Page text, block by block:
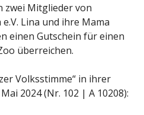
zwei Mitglieder von
Lina und ihre Mama
einen Gutschein für einen
überreichen.
Volksstimme“ in ihrer
2024 (Nr. 102 | A 10208):